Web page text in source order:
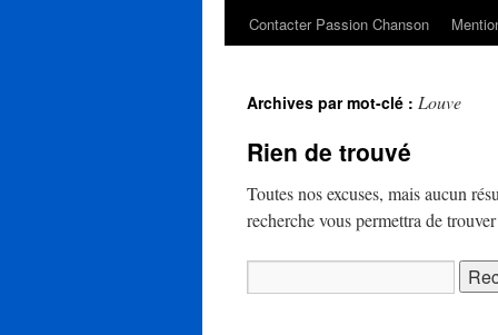
Contacter Passion Chanson
Archives par mot-clé : Louve
Rien de trouvé
Toutes nos excuses, mais aucun
recherche vous permettra de